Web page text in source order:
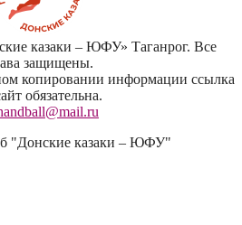
казаки – ЮФУ» Таганрог. Все
защищены.
копировании информации ссылка
обязательна.
"Донские казаки – ЮФУ"